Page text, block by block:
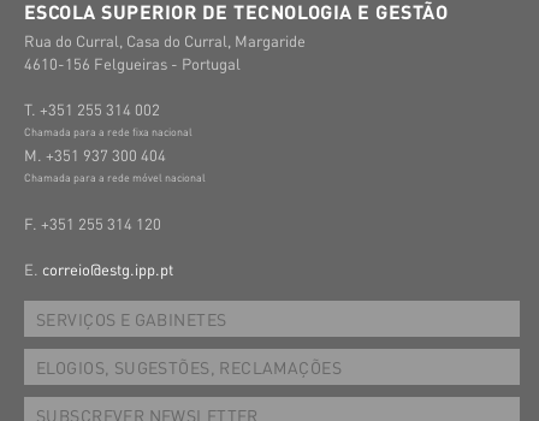
ESCOLA SUPERIOR DE TECNOLOGIA E GESTÃO
Rua do Curral, Casa do Curral, Margaride
4610-156 Felgueiras - Portugal
T. +351 255 314 002
Chamada para a rede fixa nacional
M. +351 937 300 404
Chamada para a rede móvel nacional
F. +351 255 314 120
E. correio@estg.ipp.pt
SERVIÇOS E GABINETES
ELOGIOS, SUGESTÕES, RECLAMAÇÕES
SUBSCREVER NEWSLETTER